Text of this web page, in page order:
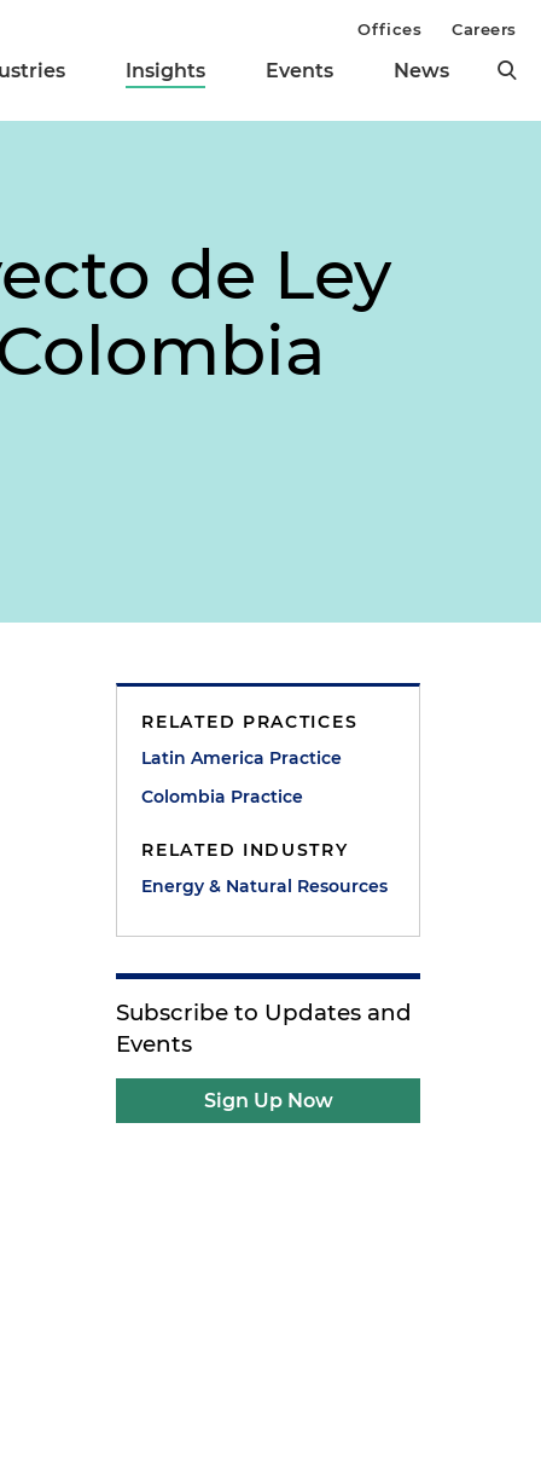
Insights Events News
Offices Careers
de Ley
RELATED PRACTICES
Latin America Practice
Colombia Practice
RELATED INDUSTRY
Energy & Natural Resources
Subscribe to Updates and
Events
Sign Up Now